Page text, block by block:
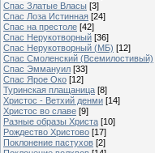
Спас Златые Власы [3]
Спас Лоза Истинная [24]
Спас на престоле [42]
Спас Нерукотворный [36]
Спас Нерукотворный (МБ) [12]
Спас Смоленский (Всемилостивый)
Спас Эммануил [33]
Спас Ярое Око [12]
Туринская плащаница [8]
Христос - Ветхий денми [14]
Христос во славе [9]
Разные образы Христа [10]
Рождество Христово [17]
Поклонение пастухов [2]